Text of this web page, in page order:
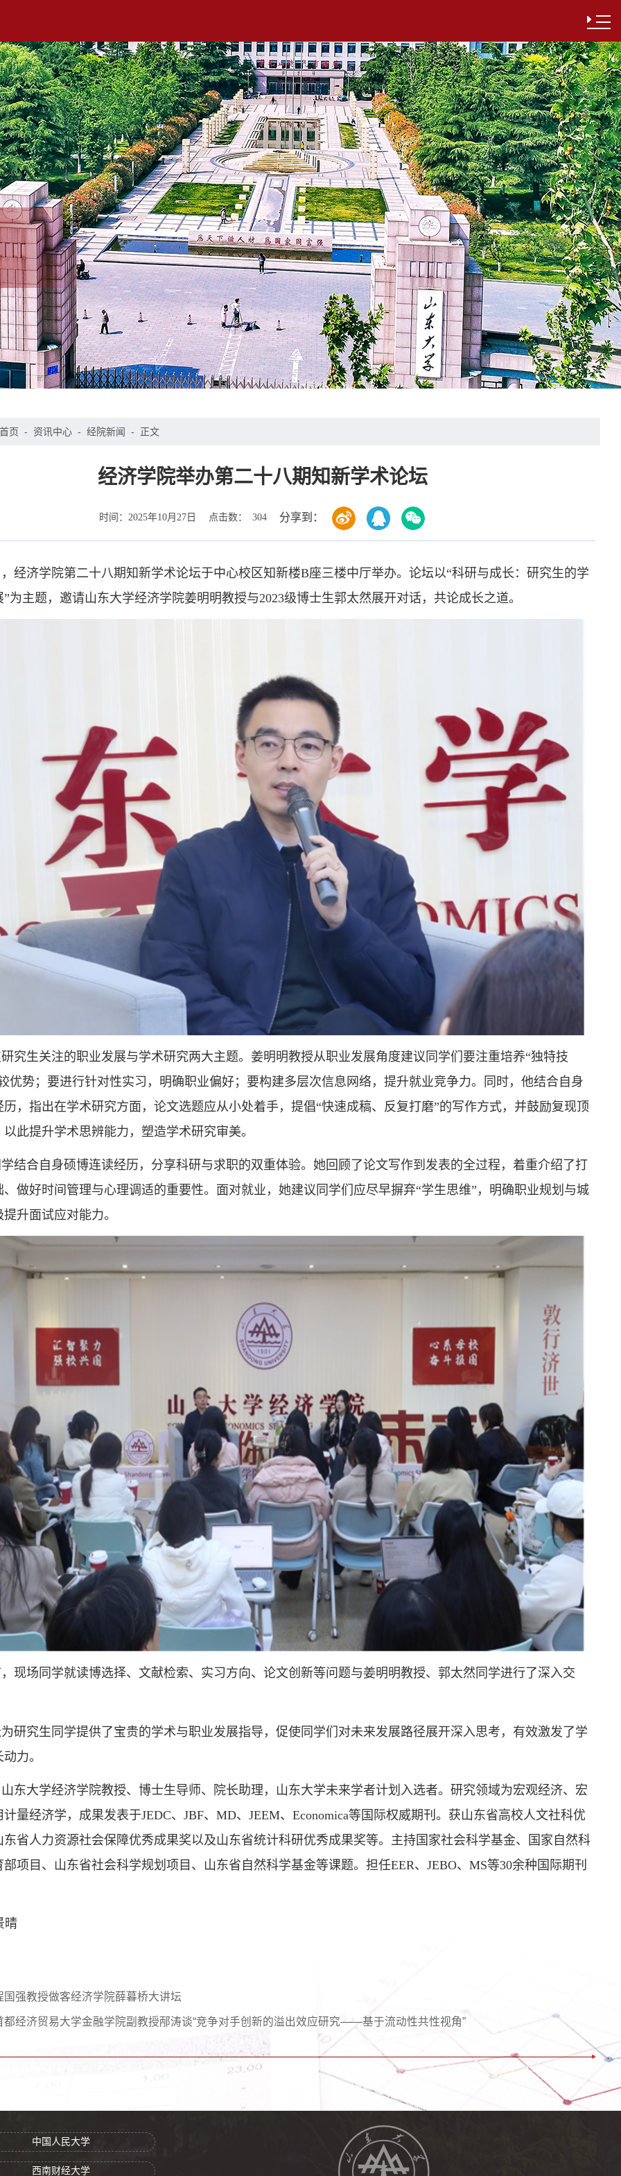
首页 - 资讯中心 - 经院新闻 - 正文
经济学院举办第二十八期知新学术论坛
时间： 2025年10月27日 点击数： 304 分享到：
，经济学院第二十八期知新学术论坛于中心校区知新楼B座三楼中厅举办。论坛以“科研与成长：研究生的学
为主题，邀请山东大学经济学院姜明明教授与2023级博士生郭太然展开对话，共论成长之道。
究生关注的职业发展与学术研究两大主题。姜明明教授从职业发展角度建议同学们要注重培养“独特技
优势；要进行针对性实习，明确职业偏好；要构建多层次信息网络，提升就业竞争力。同时，他结合自身
，指出在学术研究方面，论文选题应从小处着手，提倡“快速成稿、反复打磨”的写作方式，并鼓励复现顶
此提升学术思辨能力，塑造学术研究审美。
结合自身硕博连读经历，分享科研与求职的双重体验。她回顾了论文写作到发表的全过程，着重介绍了打
做好时间管理与心理调适的重要性。面对就业，她建议同学们应尽早摒弃“学生思维”，明确职业规划与城
升面试应对能力。
现场同学就读博选择、文献检索、实习方向、论文创新等问题与姜明明教授、郭太然同学进行了深入交
研究生同学提供了宝贵的学术与职业发展指导，促使同学们对未来发展路径展开深入思考，有效激发了学
力。
东大学经济学院教授、博士生导师、院长助理，山东大学未来学者计划入选者。研究领域为宏观经济、宏
量经济学，成果发表于JEDC、JBF、MD、JEEM、Economica等国际权威期刊。获山东省高校人文社科优
东省人力资源社会保障优秀成果奖以及山东省统计科研优秀成果奖等。主持国家社会科学基金、国家自然科
项目、山东省社会科学规划项目、山东省自然科学基金等课题。担任EER、JEBO、MS等30余种国际期刊
晴
国强教授做客经济学院薛暮桥大讲坛
都经济贸易大学金融学院副教授邴涛谈“竞争对手创新的溢出效应研究——基于流动性共性视角”
中国人民大学
西南财经大学